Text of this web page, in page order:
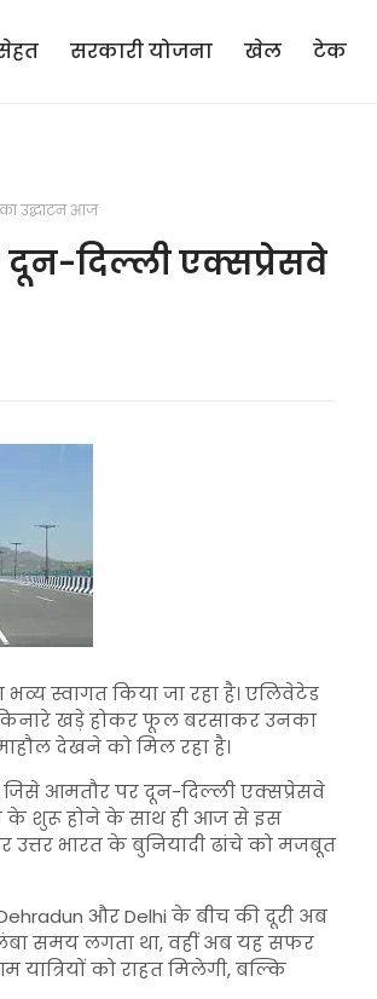
सरकारी योजना खेल टेक
उद्घाटन आज
दून-दिल्ली एक्सप्रेसवे
स्वागत किया जा रहा है। एलिवेटेड
किनारे खड़े होकर फूल बरसाकर उनका
देखने को मिल रहा है।
जिसे आमतौर पर दून-दिल्ली एक्सप्रेसवे
के शुरू होने के साथ ही आज से इस
उत्तर भारत के बुनियादी ढांचे को मजबूत
औरDelhi के बीच की दूरी अब
समय लगता था, वहीं अब यह सफर
को राहत मिलेगी, बल्कि